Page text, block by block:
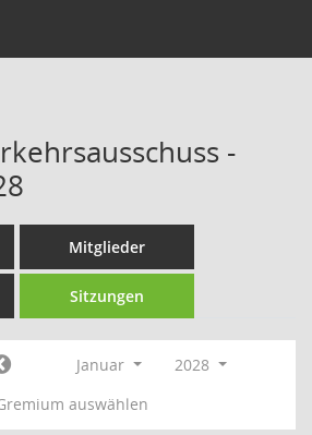
-
Mitglieder
Sitzungen
Januar
2028
auswählen